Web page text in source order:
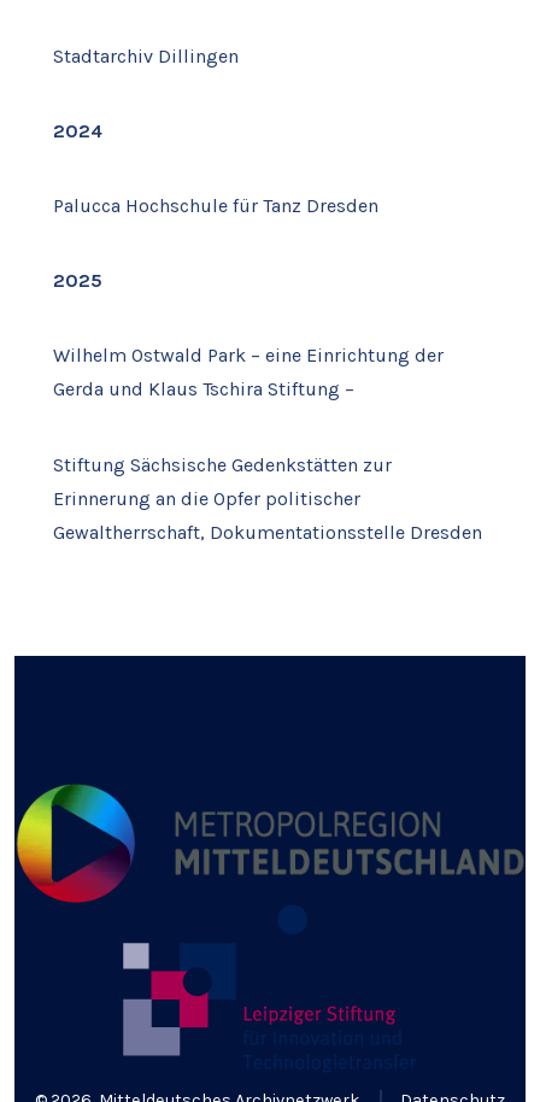
Stadtarchiv Dillingen
2024
Palucca Hochschule für Tanz Dresden
2025
Wilhelm Ostwald Park – eine Einrichtung der
Gerda und Klaus Tschira Stiftung –
Stiftung Sächsische Gedenkstätten zur
Erinnerung an die Opfer politischer
Gewaltherrschaft, Dokumentationsstelle Dresden